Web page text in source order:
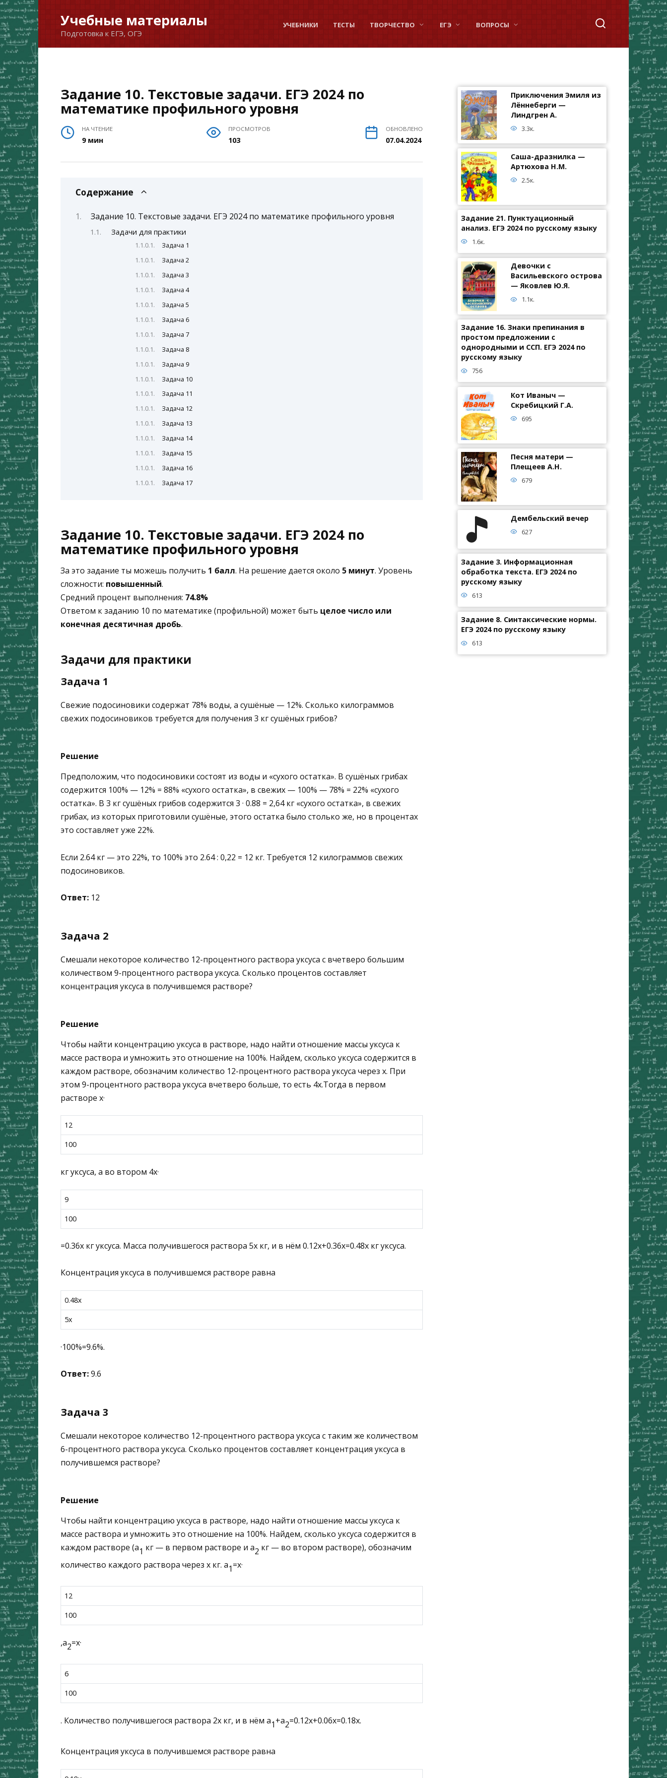
Перейти
к
содержанию
Учебные материалы
Подготовка к ЕГЭ, ОГЭ
УЧЕБНИКИ ТЕСТЫ ТВОРЧЕСТВО ЕГЭ ВОПРОСЫ
Задание 10. Текстовые задачи. ЕГЭ 2024 по
математике профильного уровня
НА ЧТЕНИЕ
9 мин
ПРОСМОТРОВ
103
ОБНОВЛЕНО
07.04.2024
Содержание
Задание 10. Текстовые задачи. ЕГЭ 2024 по математике профильного уровня
Задачи для практики
Задача 1
Задача 2
Задача 3
Задача 4
Задача 5
Задача 6
Задача 7
Задача 8
Задача 9
Задача 10
Задача 11
Задача 12
Задача 13
Задача 14
Задача 15
Задача 16
Задача 17
Задание 10. Текстовые задачи. ЕГЭ 2024 по
математике профильного уровня
За это задание ты можешь получить 1 балл. На решение дается около 5 минут. Уровень
сложности: повышенный.
Средний процент выполнения: 74.8%
Ответом к заданию 10 по математике (профильной) может быть целое число или
конечная десятичная дробь.
Задачи для практики
Задача 1
Свежие подосиновики содержат 78% воды, а сушёные — 12%. Сколько килограммов
свежих подосиновиков требуется для получения 3 кг сушёных грибов?
Решение
Предположим, что подосиновики состоят из воды и «сухого остатка». В сушёных грибах
содержится 100% — 12% = 88% «сухого остатка», в свежих — 100% — 78% = 22% «сухого
остатка». В 3 кг сушёных грибов содержится 3 · 0.88 = 2,64 кг «сухого остатка», в свежих
грибах, из которых приготовили сушёные, этого остатка было столько же, но в процентах
это составляет уже 22%.
Если 2.64 кг — это 22%, то 100% это 2.64 : 0,22 = 12 кг. Требуется 12 килограммов свежих
подосиновиков.
Ответ: 12
Задача 2
Смешали некоторое количество 12-процентного раствора уксуса с вчетверо большим
количеством 9-процентного раствора уксуса. Сколько процентов составляет
концентрация уксуса в получившемся растворе?
Решение
Чтобы найти концентрацию уксуса в растворе, надо найти отношение массы уксуса к
массе раствора и умножить это отношение на 100%. Найдем, сколько уксуса содержится в
каждом растворе, обозначим количество 12-процентного раствора уксуса через x. При
этом 9-процентного раствора уксуса вчетверо больше, то есть 4x.Тогда в первом
растворе x·
12
100
кг уксуса, а во втором 4x·
9
100
=0.36x кг уксуса. Масса получившегося раствора 5x кг, и в нём 0.12x+0.36x=0.48x кг уксуса.
Концентрация уксуса в получившемся растворе равна
0.48x
5x
·100%=9.6%.
Ответ:9.6
Задача 3
Смешали некоторое количество 12-процентного раствора уксуса с таким же количеством
6-процентного раствора уксуса. Сколько процентов составляет концентрация уксуса в
получившемся растворе?
Решение
Чтобы найти концентрацию уксуса в растворе, надо найти отношение массы уксуса к
массе раствора и умножить это отношение на 100%. Найдем, сколько уксуса содержится в
каждом растворе (a1 кг — в первом растворе и a2 кг — во втором растворе), обозначим
количество каждого раствора через x кг. a1=x·
12
100
,a2=x·
6
100
. Количество получившегося раствора 2x кг, и в нём a1+a2=0.12x+0.06x=0.18x.
Концентрация уксуса в получившемся растворе равна
Приключения Эмиля из
Лённеберги —
Линдгрен А.
3.3к.
Саша-дразнилка —
Артюхова Н.М.
2.5к.
Задание 21. Пунктуационный
анализ. ЕГЭ 2024 по русскому языку
1.6к.
Девочки с
Васильевского острова
— Яковлев Ю.Я.
1.1к.
Задание 16. Знаки препинания в
простом предложении с
однородными и ССП. ЕГЭ 2024 по
русскому языку
756
Кот Иваныч —
Скребицкий Г.А.
695
Песня матери —
Плещеев А.Н.
679
Дембельский вечер
627
Задание 3. Информационная
обработка текста. ЕГЭ 2024 по
русскому языку
613
Задание 8. Синтаксические нормы.
ЕГЭ 2024 по русскому языку
613